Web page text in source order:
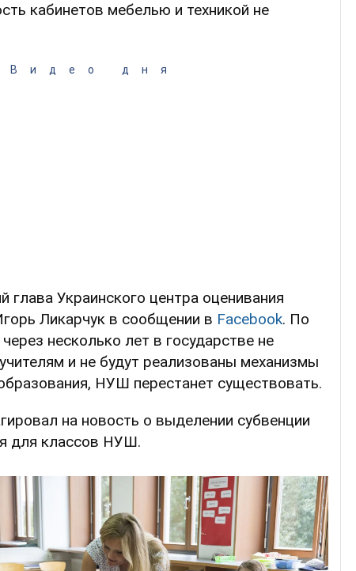
кабинетов мебелью и техникой не
Видео дня
Украинского центра оценивания
Ликарчук в сообщении в Facebook. По
несколько лет в государстве не
и не будут реализованы механизмы
НУШ перестанет существовать.
на новость о выделении субвенции
для классов НУШ.